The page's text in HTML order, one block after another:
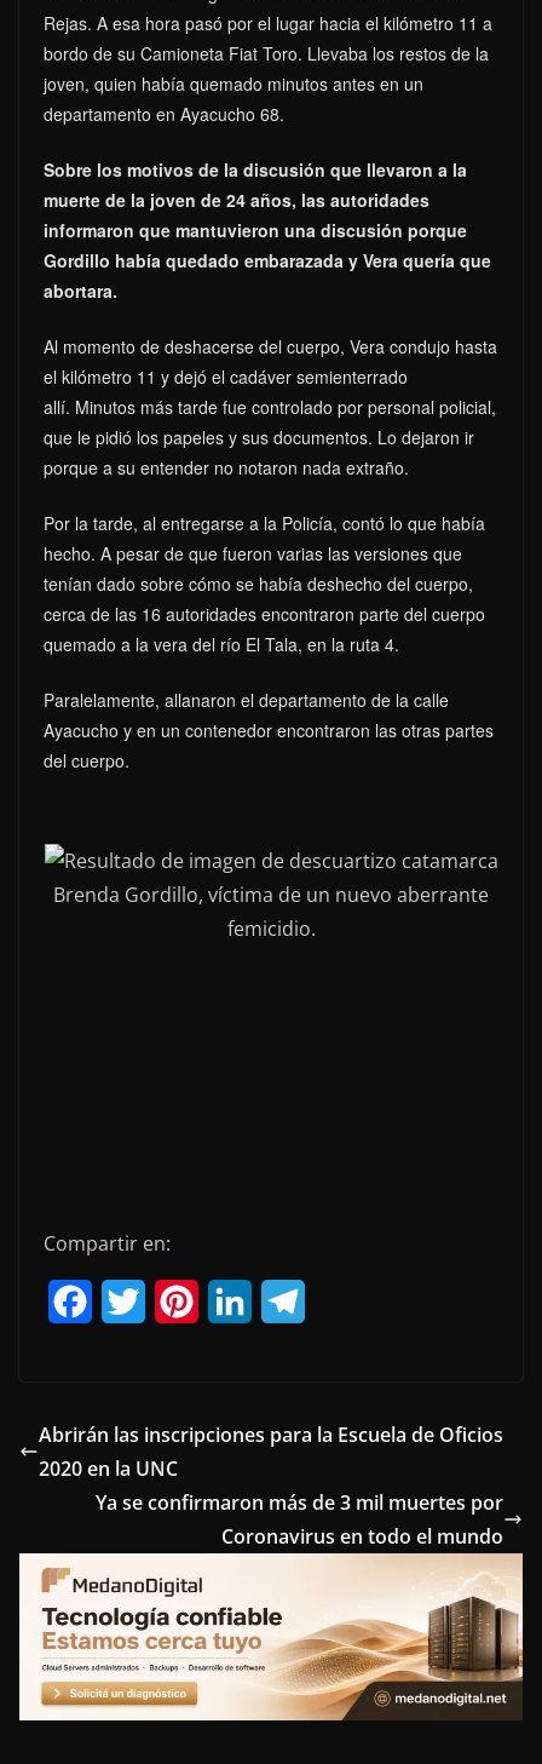
Rejas. A esa hora pasó por el lugar hacia el kilómetro 11 a
bordo de su Camioneta Fiat Toro. Llevaba los restos de la
joven, quien había quemado minutos antes en un
departamento en Ayacucho 68.
Sobre los motivos de la discusión que llevaron a la
muerte de la joven de 24 años, las autoridades
informaron que mantuvieron una discusión porque
Gordillo había quedado embarazada y Vera quería que
abortara.
Al momento de deshacerse del cuerpo, Vera condujo hasta
el kilómetro 11 y dejó el cadáver semienterrado
allí. Minutos más tarde fue controlado por personal policial,
que le pidió los papeles y sus documentos. Lo dejaron ir
porque a su entender no notaron nada extraño.
Por la tarde, al entregarse a la Policía, contó lo que había
hecho. A pesar de que fueron varias las versiones que
tenían dado sobre cómo se había deshecho del cuerpo,
cerca de las 16 autoridades encontraron parte del cuerpo
quemado a la vera del río El Tala, en la ruta 4.
Paralelamente, allanaron el departamento de la calle
Ayacucho y en un contenedor encontraron las otras partes
del cuerpo.
Brenda Gordillo, víctima de un nuevo aberrante
femicidio.
Compartir en:
e
b
o
o
k
t
t
e
r
t
r
e
s
t
k
d
I
n
e
r
a
Abrirán las inscripciones para la Escuela de Oficios
2020 en la UNC
Ya se confirmaron más de 3 mil muertes por
Coronavirus en todo el mundo